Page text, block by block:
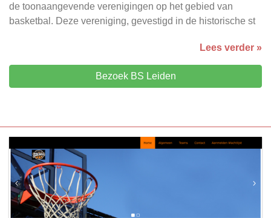
de toonaangevende verenigingen op het gebied van
basketbal. Deze vereniging, gevestigd in de historische st
Lees verder »
Bezoek BS Leiden